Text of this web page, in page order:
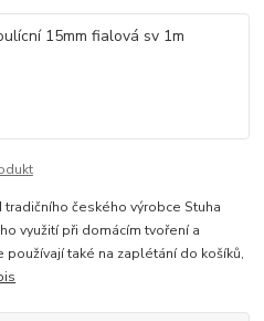
tradičního českého výrobce Stuha
využití při domácím tvoření a
také na zaplétání do košíků,